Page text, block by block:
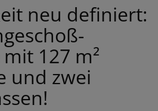
neu definiert:
127 m²
und zwei